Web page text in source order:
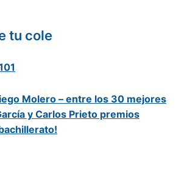
tu cole
Molero – entre los 30 mejores
y Carlos Prieto premios